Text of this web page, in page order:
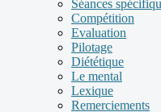
Séances
Compétition
Evaluation
Pilotage
Diététique
Le mental
Lexique
Remerciements